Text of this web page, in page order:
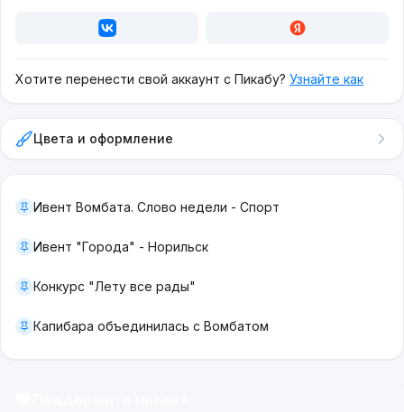
Хотите перенести свой аккаунт с Пикабу? Узнайте как
Цвета и оформление
Ивент Вомбата. Слово недели - Спорт
Ивент "Города" - Норильск
Конкурс "Лету все рады"
Капибара объединилась с Вомбатом